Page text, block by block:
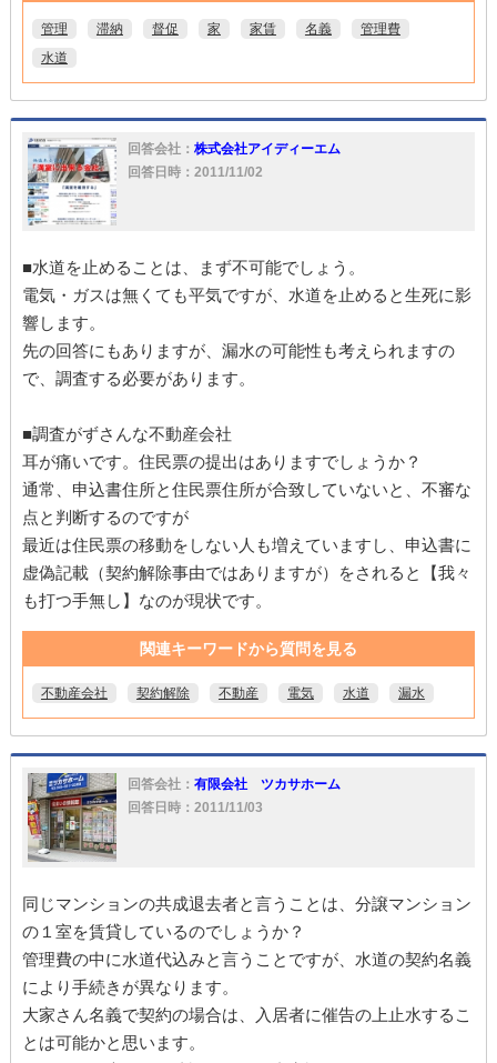
管理 滞納 督促 家 家賃 名義
管理費
水道
回答会社： 株式会社アイディーエム
回答日時：2011/11/02
■水道を止めることは、まず不可能でしょう。
電気・ガスは無くても平気ですが、水道を止めると生死に影
響します。
先の回答にもありますが、漏水の可能性も考えられますの
で、調査する必要があります。
■調査がずさんな不動産会社
耳が痛いです。住民票の提出はありますでしょうか？
通常、申込書住所と住民票住所が合致していないと、不審な
点と判断するのですが
最近は住民票の移動をしない人も増えていますし、申込書に
虚偽記載（契約解除事由ではありますが）をされると【我々
も打つ手無し】なのが現状です。
関連キーワードから質問を見る
不動産会社 契約解除 不動産 電気 水道 漏水
回答会社： 有限会社 ツカサホーム
回答日時：2011/11/03
同じマンションの共成退去者と言うことは、分譲マンション
の１室を賃貸しているのでしょうか？
管理費の中に水道代込みと言うことですが、水道の契約名義
により手続きが異なります。
大家さん名義で契約の場合は、入居者に催告の上止水するこ
とは可能かと思います。